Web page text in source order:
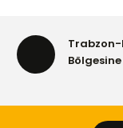
Trabzon-